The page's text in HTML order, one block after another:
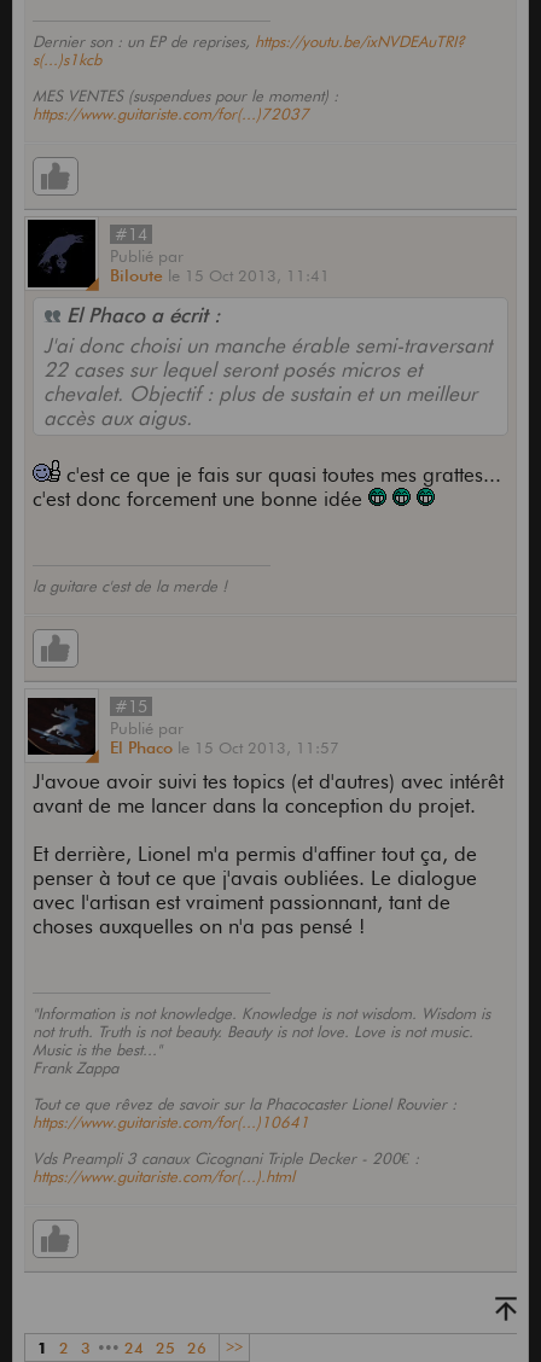
Dernier son : un EP de reprises, https://youtu.be/ixNVDEAuTRI?
s(...)s1kcb
MES VENTES (suspendues pour le moment) :
https://www.guitariste.com/for(...)72037
#14
Publié par
Biloute le 15 Oct 2013, 11:41
El Phaco a écrit :
J'ai donc choisi un manche érable semi-traversant
22 cases sur lequel seront posés micros et
chevalet. Objectif : plus de sustain et un meilleur
accès aux aigus.
c'est ce que je fais sur quasi toutes mes grattes...
c'est donc forcement une bonne idée
la guitare c'est de la merde !
#15
Publié par
El Phaco le 15 Oct 2013, 11:57
J'avoue avoir suivi tes topics (et d'autres) avec intérêt
avant de me lancer dans la conception du projet.
Et derrière, Lionel m'a permis d'affiner tout ça, de
penser à tout ce que j'avais oubliées. Le dialogue
avec l'artisan est vraiment passionnant, tant de
choses auxquelles on n'a pas pensé !
"Information is not knowledge. Knowledge is not wisdom. Wisdom is
not truth. Truth is not beauty. Beauty is not love. Love is not music.
Music is the best..."
Frank Zappa
Tout ce que rêvez de savoir sur la Phacocaster Lionel Rouvier :
https://www.guitariste.com/for(...)10641
Vds Preampli 3 canaux Cicognani Triple Decker - 200€ :
https://www.guitariste.com/for(...).html
1 2 3 ••• 24 25 26 >>